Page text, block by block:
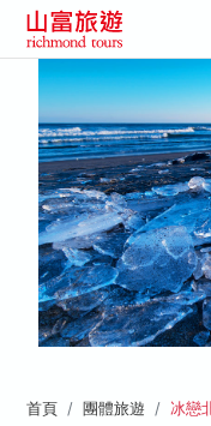
首頁 團體旅遊 冰戀